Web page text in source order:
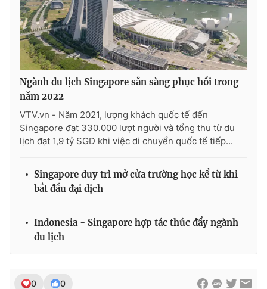
Ngành du lịch Singapore sẵn sàng phục hồi trong
năm 2022
VTV.vn - Năm 2021, lượng khách quốc tế đến
Singapore đạt 330.000 lượt người và tổng thu từ du
lịch đạt 1,9 tỷ SGD khi việc di chuyển quốc tế tiếp...
Singapore duy trì mở cửa trường học kể từ khi
bắt đầu đại dịch
Indonesia - Singapore hợp tác thúc đẩy ngành
du lịch
0 0